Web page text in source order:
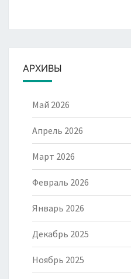
АРХИВЫ
Май 2026
Апрель 2026
Март 2026
Февраль 2026
Январь 2026
Декабрь 2025
Ноябрь 2025